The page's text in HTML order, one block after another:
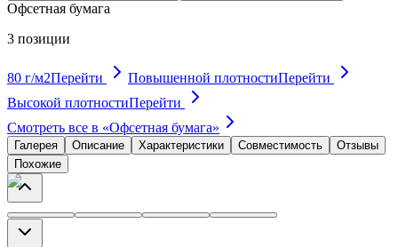
Офсетная бумага
3 позиции
80 г/м2Перейти Повышенной плотностиПерейти
Высокой плотностиПерейти
Смотреть все в «Офсетная бумага»
Галерея Описание Характеристики Совместимость
Отзывы
Похожие